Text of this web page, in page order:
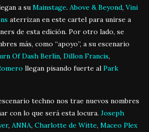
a su Mainstage. Above & Beyond, Vini
aterrizan en este cartel para unirse a
de esta edición. Por otro lado, se
más, como “apoyo”, a su escenario
Of Dash Berlin, Dillon Francis,
llegan pisando fuerte al Park
techno nos trae nuevos nombres
con lo que será esta locura. Joseph
, ANNA, Charlotte de Witte, Maceo Plex